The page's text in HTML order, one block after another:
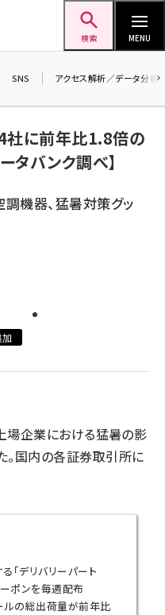
検索 MENU
SNS アクセス解析／データ分析
社に前年比1.8倍の
タバンク調べ】
機器、猛暑対策グッ
場企業における猛暑の影
。国内の各証券取引所に
「デリバリーパート
ーポンを毎週配布
ルの総出荷量が前年比
＼